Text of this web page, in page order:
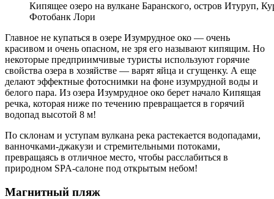
Кипящее озеро на вулкане Баранского, остров Итуруп,
Фотобанк Лори
Главное не купаться в озере Изумрудное око — очень
красивом и очень опасном, не зря его называют кипящим. Но
некоторые предприимчивые туристы используют горячие
свойства озера в хозяйстве — варят яйца и сгущенку. А еще
делают эффектные фотоснимки на фоне изумрудной воды и
белого пара. Из озера Изумрудное око берет начало Кипящая
речка, которая ниже по течению превращается в горячий
водопад высотой 8 м!
По склонам и уступам вулкана река растекается водопадами,
ванночками-джакузи и стремительными потоками,
превращаясь в отличное место, чтобы расслабиться в
природном SPA-салоне под открытым небом!
Магнитный пляж